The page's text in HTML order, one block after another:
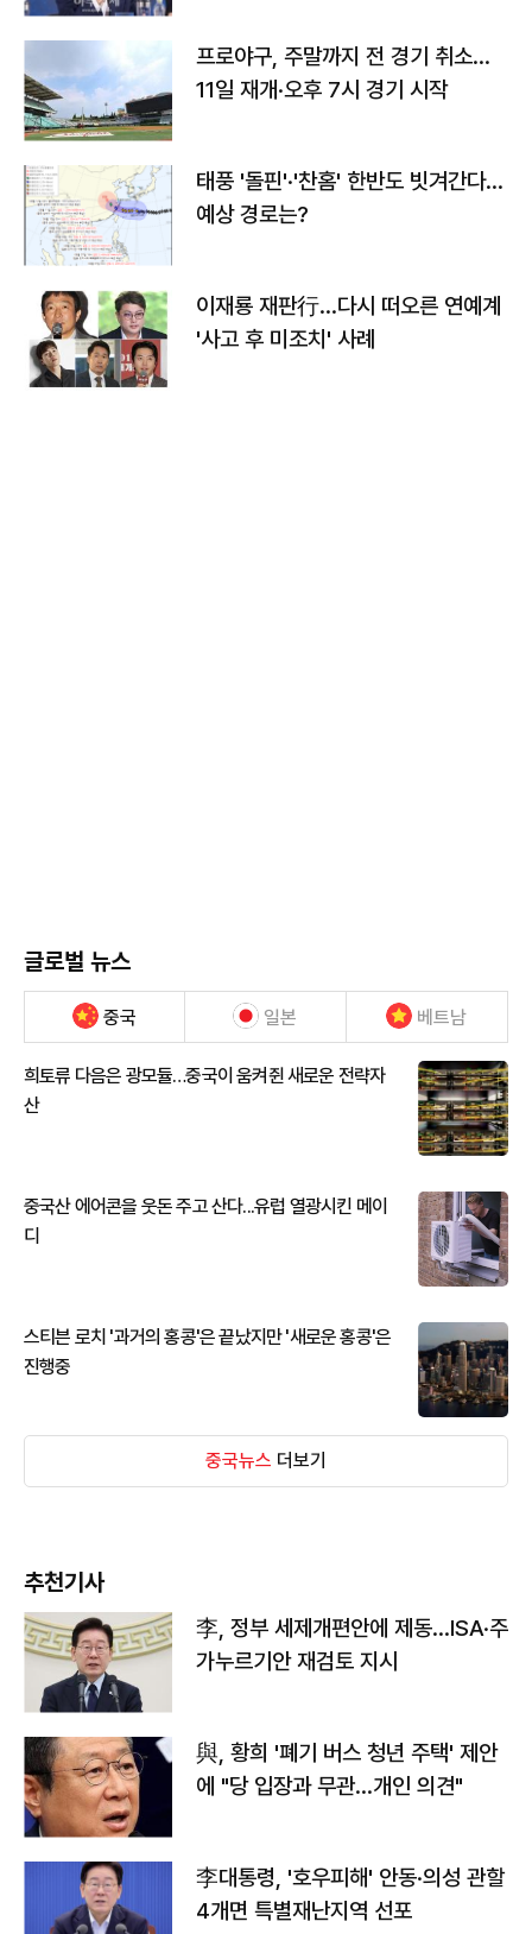
프로야구, 주말까지 전 경기 취소…
11일 재개·오후 7시 경기 시작
태풍 '돌핀'·'찬홈' 한반도 빗겨간다…
예상 경로는?
이재룡 재판行…다시 떠오른 연예계
'사고 후 미조치' 사례
글로벌 뉴스
중국 일본 베트남
희토류 다음은 광모듈…중국이 움켜쥔 새로운 전략자
산
중국산 에어콘을 웃돈 주고 산다...유럽 열광시킨 메이
디
스티븐 로치 '과거의 홍콩'은 끝났지만 '새로운 홍콩'은
진행중
중국뉴스 더보기
추천기사
李, 정부 세제개편안에 제동…ISA·주
가누르기안 재검토 지시
與, 황희 '폐기 버스 청년 주택' 제안
에 "당 입장과 무관…개인 의견"
李대통령, '호우피해' 안동·의성 관할
4개면 특별재난지역 선포